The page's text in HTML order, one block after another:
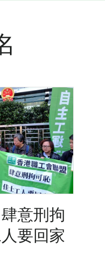
意刑拘
要回家